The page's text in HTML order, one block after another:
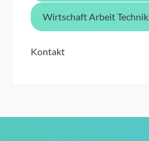
Wirtschaft Arbeit Technik
Kontakt